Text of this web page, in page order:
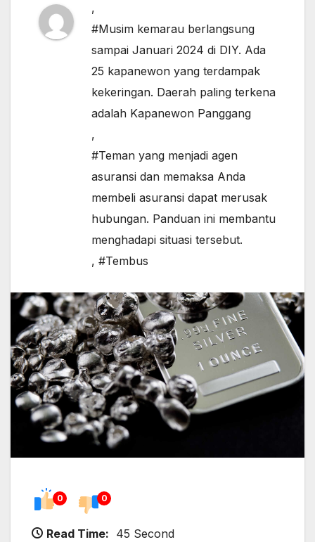
,
#Musim kemarau berlangsung
sampai Januari 2024 di DIY. Ada
25 kapanewon yang terdampak
kekeringan. Daerah paling terkena
adalah Kapanewon Panggang
,
#Teman yang menjadi agen
asuransi dan memaksa Anda
membeli asuransi dapat merusak
hubungan. Panduan ini membantu
menghadapi situasi tersebut.
, #Tembus
0 0
Read Time: 45 Second